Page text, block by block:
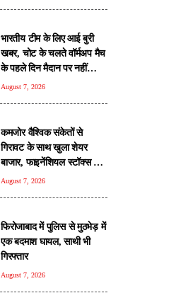
भारतीय टीम के लिए आई बुरी
खबर, चोट के चलते वॉर्मअप मैच
के पहले दिन मैदान पर नहीं
उतरेंगे कप्तान शुभमन गिल
August 7, 2026
कमजोर वैश्विक संकेतों से
गिरावट के साथ खुला शेयर
बाजार, फाइनेंशियल स्टॉक्स पर
दबाव
August 7, 2026
फिरोजाबाद में पुलिस से मुठभेड़ में
एक बदमाश घायल, साथी भी
गिरफ्तार
August 7, 2026